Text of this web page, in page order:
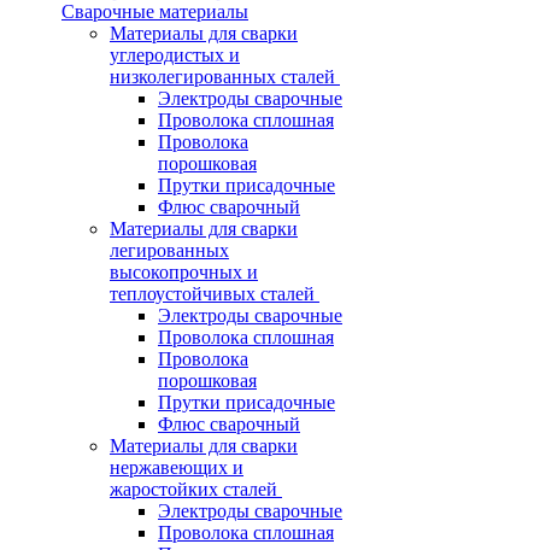
Сварочные материалы
Материалы для сварки
углеродистых и
низколегированных сталей
Электроды сварочные
Проволока сплошная
Проволока
порошковая
Прутки присадочные
Флюс сварочный
Материалы для сварки
легированных
высокопрочных и
теплоустойчивых сталей
Электроды сварочные
Проволока сплошная
Проволока
порошковая
Прутки присадочные
Флюс сварочный
Материалы для сварки
нержавеющих и
жаростойких сталей
Электроды сварочные
Проволока сплошная